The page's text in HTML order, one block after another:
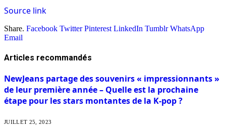
Source link
Share. Facebook Twitter Pinterest LinkedIn Tumblr WhatsApp
Email
Articles recommandés
NewJeans partage des souvenirs « impressionnants »
de leur première année – Quelle est la prochaine
étape pour les stars montantes de la K-pop ?
JUILLET 25, 2023